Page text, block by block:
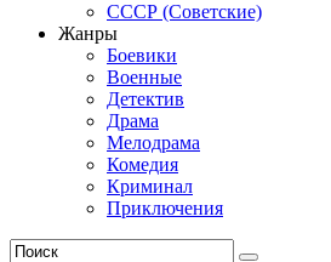
СССР (Советские)
Жанры
Боевики
Военные
Детектив
Драма
Мелодрама
Комедия
Криминал
Приключения